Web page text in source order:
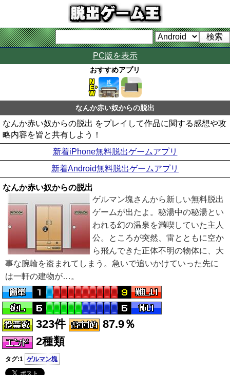
PC版を表示
おすすめアプリ
なんか赤い奴からの脱出
なんか赤い奴からの脱出 をプレイして作品に関する感想や攻
略内容を皆と共有しよう！
新着iPhone無料脱出ゲームアプリ
新着Android無料脱出ゲームアプリ
なんか赤い奴からの脱出
ゲルマン塊さんから新しい無料脱出
ゲームが出たよ。秘湯中の秘湯とい
われる幻の温泉を満喫していた主人
公。ところが突然、雷とともに空か
ら飛んできた正体不明の物体に、大
事な腕輪を盗まれてしまう。急いで追いかけていった先に
は一軒の建物が…。
323件
87.9％
2種類
タグ:1 ゲルマン塊